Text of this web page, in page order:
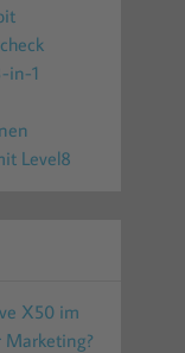
in-1
Level8
X50 im
Marketing?